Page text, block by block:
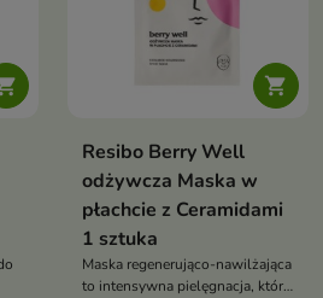
przywrócić cerze świeży,
wypoczęty wygląd o poranku

Resibo Berry Well
odżywcza Maska w
płachcie z Ceramidami
1 sztuka
Maska regenerująco-nawilżająca
to intensywna pielęgnacja, która